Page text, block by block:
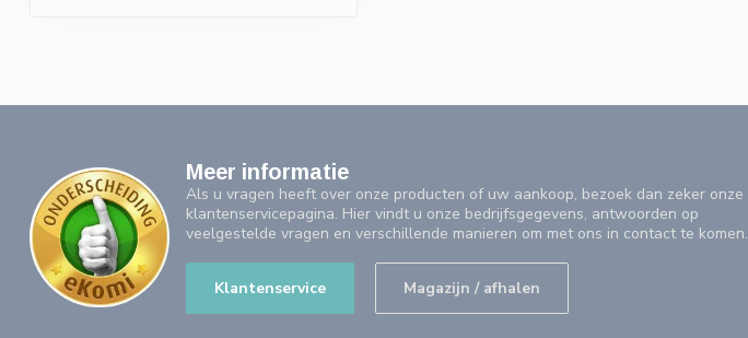
Meer informatie
Als u vragen heeft over onze producten of uw aankoop, bezoek dan zeker onze
klantenservicepagina. Hier vindt u onze bedrijfsgegevens, antwoorden op
veelgestelde vragen en verschillende manieren om met ons in contact te komen.
Klantenservice Magazijn / afhalen